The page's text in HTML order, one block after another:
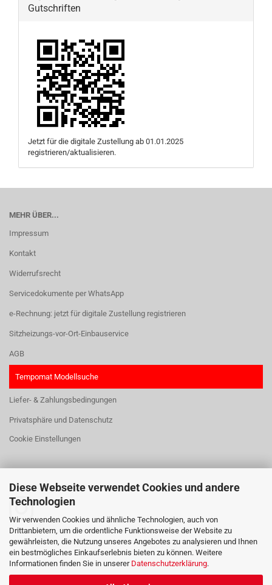
Diese Webseite verwendet Cookies und andere
Technologien
Wir verwenden Cookies und ähnliche Technologien, auch von
Drittanbietern, um die ordentliche Funktionsweise der Website zu
gewährleisten, die Nutzung unseres Angebotes zu analysieren und Ihnen
ein bestmögliches Einkaufserlebnis bieten zu können. Weitere
Informationen finden Sie in unserer Datenschutzerklärung.
Gutschriften
Jetzt für die digitale Zustellung ab 01.01.2025
registrieren/aktualisieren.
MEHR ÜBER...
Impressum
Kontakt
Widerrufsrecht
Servicedokumente per WhatsApp
e-Rechnung: jetzt für digitale Zustellung registrieren
Sitzheizungs-vor-Ort-Einbauservice
AGB
Tempomat Modellsuche
Liefer- & Zahlungsbedingungen
Privatsphäre und Datenschutz
Cookie Einstellungen
HIER FINDEN SIE UNS: